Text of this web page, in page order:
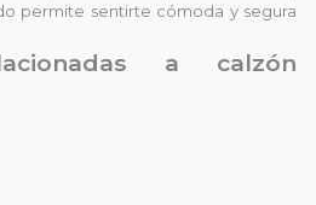
permite sentirte cómoda y segura
a calzón